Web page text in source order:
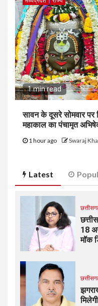
1 min read
सावन के दूसरे सोमवार पर
महाकाल का पंचामृत
1 hour ago Swaraj
Latest
18
मॉक